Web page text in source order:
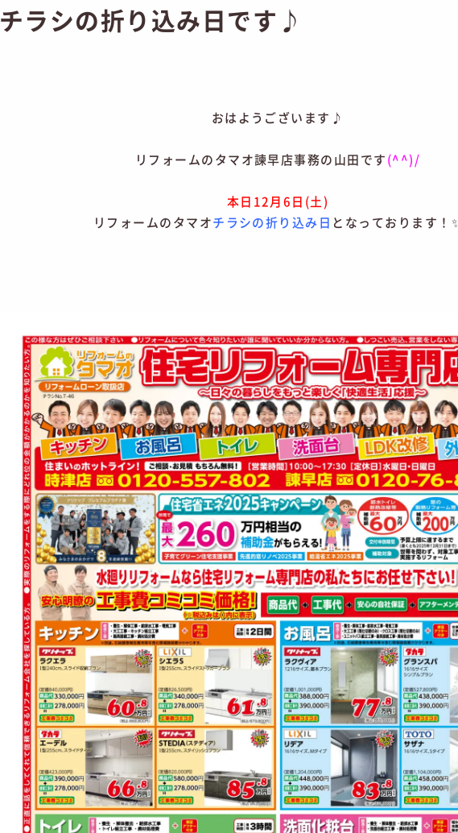
チラシの折り込み日です♪
おはようございます♪
リフォームのタマオ諫早店事務の山田です(^^)/
本日12月6日(土)
リフォームのタマオチラシの折り込み日 となっております！